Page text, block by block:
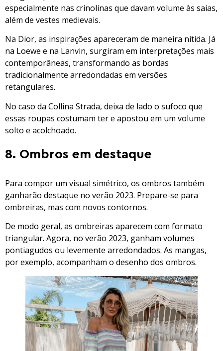
especialmente nas crinolinas que davam volume às saias,
além de vestes medievais.
Na Dior, as inspirações apareceram de maneira nítida. Já
na Loewe e na Lanvin, surgiram em interpretações mais
contemporâneas, transformando as bordas
tradicionalmente arredondadas em versões
retangulares.
No caso da Collina Strada, deixa de lado o sufoco que
essas roupas costumam ter e apostou em um volume
solto e acolchoado.
8. Ombros em destaque
Para compor um visual simétrico, os ombros também
ganharão destaque no verão 2023. Prepare-se para
ombreiras, mas com novos contornos.
De modo geral, as ombreiras aparecem com formato
triangular. Agora, no verão 2023, ganham volumes
pontiagudos ou levemente arredondados. As mangas,
por exemplo, acompanham o desenho dos ombros.